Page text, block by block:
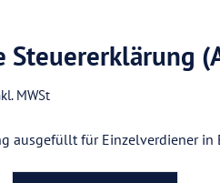
Steuererklärung
MWSt
ausgefüllt für Einzelverdiener in